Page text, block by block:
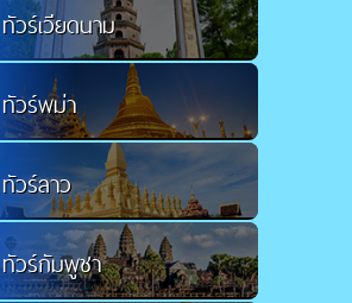
ทัวร์เวียดนาม
ทัวร์พม่า
ทัวร์ลาว
ทัวร์กัมพูชา